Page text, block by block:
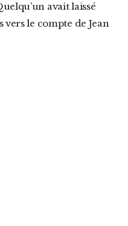
avait laissé
le compte de Jean